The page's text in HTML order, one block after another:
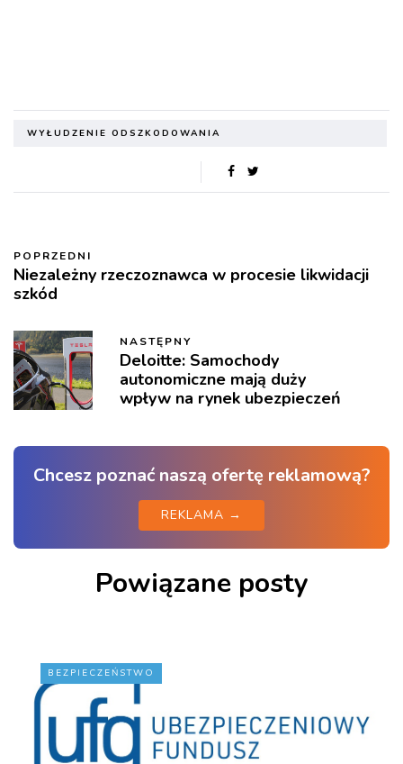
WYŁUDZENIE ODSZKODOWANIA
POPRZEDNI
Niezależny rzeczoznawca w procesie likwidacji
szkód
NASTĘPNY
Deloitte: Samochody
autonomiczne mają duży
wpływ na rynek ubezpieczeń
Chcesz poznać naszą ofertę reklamową?
REKLAMA →
Powiązane posty
BEZPIECZEŃSTWO